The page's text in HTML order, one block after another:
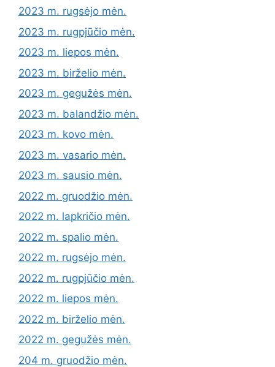
2023 m. rugsėjo mėn.
2023 m. rugpjūčio mėn.
2023 m. liepos mėn.
2023 m. birželio mėn.
2023 m. gegužės mėn.
2023 m. balandžio mėn.
2023 m. kovo mėn.
2023 m. vasario mėn.
2023 m. sausio mėn.
2022 m. gruodžio mėn.
2022 m. lapkričio mėn.
2022 m. spalio mėn.
2022 m. rugsėjo mėn.
2022 m. rugpjūčio mėn.
2022 m. liepos mėn.
2022 m. birželio mėn.
2022 m. gegužės mėn.
204 m. gruodžio mėn.